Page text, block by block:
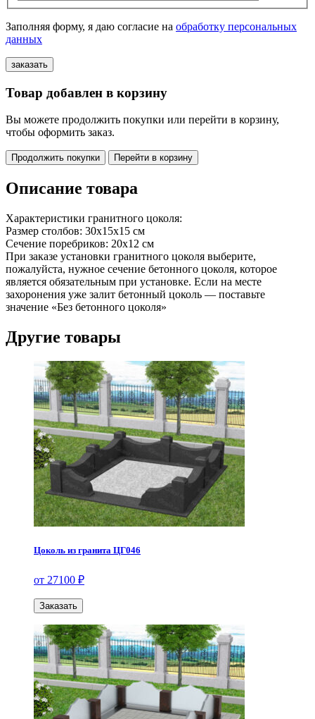
Заполняя форму, я даю согласие на обработку персональных
данных
Товар добавлен в корзину
Вы можете продолжить покупки или перейти в корзину,
чтобы оформить заказ.
Продолжить покупки Перейти в корзину
Описание товара
Характеристики гранитного цоколя:
Размер столбов: 30х15х15 см
Сечение поребриков: 20х12 см
При заказе установки гранитного цоколя выберите,
пожалуйста, нужное сечение бетонного цоколя, которое
является обязательным при установке. Если на месте
захоронения уже залит бетонный цоколь — поставьте
значение «Без бетонного цоколя»
Другие товары
Цоколь из гранита ЦГ046
от 27100 ₽
Заказать